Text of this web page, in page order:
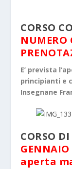
CORSO
NUMERO
E’ prevista
principianti e
Insegnane
CORSO
aperta